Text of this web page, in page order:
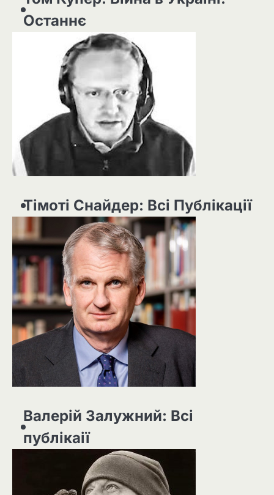
Останнє
Тімоті Снайдер: Всі Публікації
Валерій Залужний: Всі
публікаії